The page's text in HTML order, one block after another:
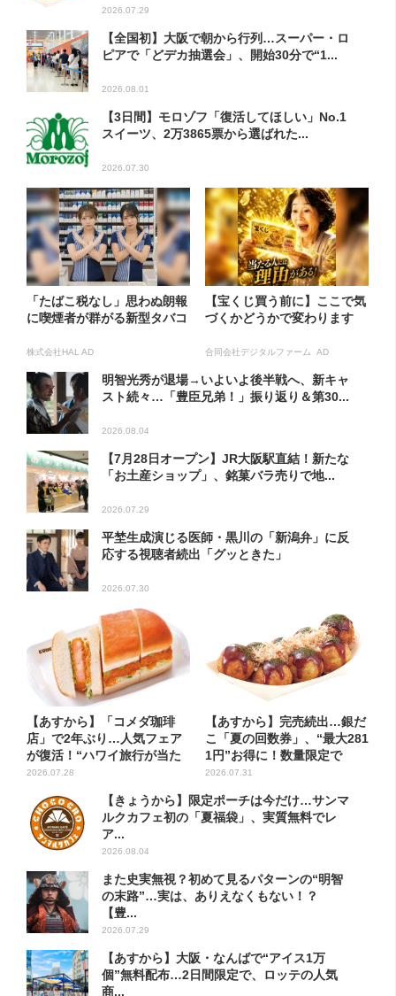
2026.07.29
【全国初】大阪で朝から行列…スーパー・ロ
ピアで「どデカ抽選会」、開始30分で“1...
2026.08.01
【3日間】モロゾフ「復活してほしい」No.1
スイーツ、2万3865票から選ばれた...
2026.07.30
「たばこ税なし」思わぬ朗報
に喫煙者が群がる新型タバコ
株式会社HAL AD
【宝くじ買う前に】ここで気
づくかどうかで変わります
合同会社デジタルファーム AD
明智光秀が退場→いよいよ後半戦へ、新キャ
スト続々…「豊臣兄弟！」振り返り＆第30...
2026.08.04
【7月28日オープン】JR大阪駅直結！新たな
「お土産ショップ」、銘菓バラ売りで地...
2026.07.29
平埜生成演じる医師・黒川の「新潟弁」に反
応する視聴者続出「グッときた」
2026.07.30
【あすから】「コメダ珈琲
店」で2年ぶり…人気フェア
が復活！“ハワイ旅行が当た
る”...
2026.07.28
【あすから】完売続出…銀だ
こ「夏の回数券」、“最大281
1円”お得に！数量限定で
2026.07.31
【きょうから】限定ポーチは今だけ…サンマ
ルクカフェ初の「夏福袋」、実質無料でレ
ア...
2026.08.04
また史実無視？初めて見るパターンの“明智
の末路”…実は、ありえなくもない！？
【豊...
2026.07.29
【あすから】大阪・なんばで“アイス1万
個”無料配布…2日間限定で、ロッテの人気
商...